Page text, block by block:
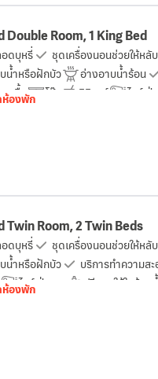
Double Room, 1 King Bed
ดบุหรี่ ชุดเครื่องนอนช่วยให้หลั
น้ำหรือฝักบัว
อ่างอาบน้ำร้อน
นเสื้อ
โต๊ะ มินิบาร์ ไดร์เป่า
ห้องพัก
Twin Room, 2 Twin Beds
ดบุหรี่ ชุดเครื่องนอนช่วยให้หลั
น้ำหรือฝักบัว
บริการทำความส
ไดร์เป่าผม ฟรีของใช้ในห้องน้ำ
ห้องพัก